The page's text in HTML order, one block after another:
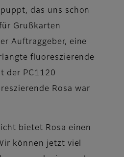
das uns schon
Grußkarten
Auftraggeber, eine
fluoreszierende
der PC1120
Rosa war
bietet Rosa einen
können jetzt viel